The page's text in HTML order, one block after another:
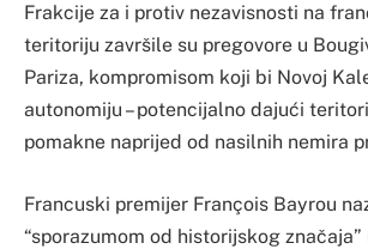
Frakcije za i protiv nezavisnosti na
teritoriju završile su pregovore u
Pariza, kompromisom koji bi Novoj
autonomiju – potencijalno dajući
pomakne naprijed od nasilnih nemira
Francuski premijer François Bayrou
“sporazumom od historijskog značaja”